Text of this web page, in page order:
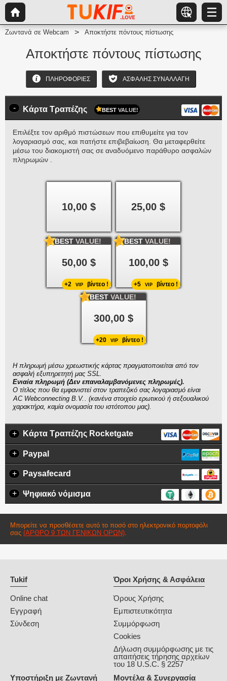
Ζωντανά σε Webcam Αποκτήστε πόντους πίστωσης
Αποκτήστε πόντους πίστωσης
ΠΛΗΡΟΦΟΡΊΕΣ ΑΣΦΑΛΉΣ ΣΥΝΑΛΛΑΓΉ
- Κάρτα Τραπέζης BEST VALUE!
Επιλέξτε τον αριθμό πιστώσεων που επιθυμείτε για τον
λογαριασμό σας, και πατήστε επιβεβαίωση. Θα μεταφερθείτε
μέσω του διακομιστή σας σε αναδυόμενο παράθυρο ασφαλών
πληρωμών .
10,00 $ 25,00 $
BEST VALUE!
50,00 $
+2 VIP βίντεο !
BEST VALUE!
100,00 $
+5 VIP βίντεο !
BEST VALUE!
300,00 $
+20 VIP βίντεο !
Η πληρωμή μέσω χρεωστικής κάρτας πραγματοποιείται από τον
ασφαλή εξυπηρετητή μας SSL.
Ενιαία πληρωμή (Δεν επαναλαμβανόμενες πληρωμές).
Ο τίτλος που θα εμφανιστεί στον τραπεζικό σας λογαριασμό είναι
. (κανένα στοιχείο ερωτικού ή σεξουαλικού
χαρακτήρα, καμία ονομασία του ιστότοπου μας).
+ Κάρτα Τραπέζης Rocketgate
+ Paypal
+ Paysafecard
+ Ψηφιακό νόμισμα
Μπορείτε να προσθέσετε αυτό το ποσό στο ηλεκτρονικό πορτοφόλι
σας (ΆΡΘΡΟ 9 ΤΩΝ ΓΕΝΙΚΏΝ ΌΡΩΝ).
Tukif
Online chat
Εγγραφή
Σύνδεση
Όροι Χρήσης & Ασφάλεια
Όρους Χρήσης
Εμπιστευτικότητα
Συμμόρφωση
Cookies
Δήλωση συμμόρφωσης με τις
απαιτήσεις τήρησης αρχείων
του 18 U.S.C. § 2257
Υποστήριξη με Ζωντανή
Μοντέλα & Συνεργασία